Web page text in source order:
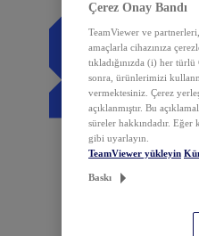
Çerez Onay Bandı
TeamViewer ve
amaçlarla cihazınıza
tıkladığınızda (i) her
sonra, ürünlerimizi
vermektesiniz. Çerez
açıklanmıştır. Bu
süreler hakkındadır.
gibi uyarlayın.
TeamViewer yükleyin
Baskı